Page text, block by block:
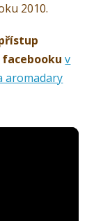
2010.
facebooku v
aromadary